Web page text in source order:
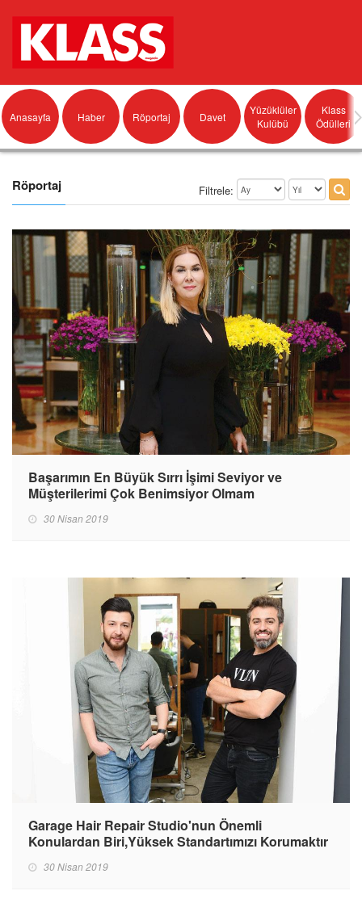
Anasayfa Haber Röportaj Davet
Yüzüklüler
Kulübü
Klass
Ödülleri
Röportaj Filtrele:
Başarımın En Büyük Sırrı İşimi Seviyor ve
Müşterilerimi Çok Benimsiyor Olmam
30 Nisan 2019
Garage Hair Repair Studio'nun Önemli
Konulardan Biri,Yüksek Standartımızı Korumaktır
30 Nisan 2019